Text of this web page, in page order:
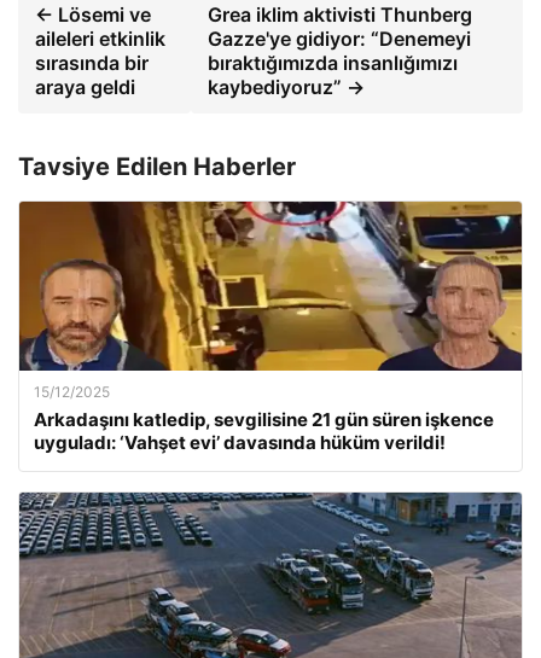
← Lösemi ve
aileleri etkinlik
sırasında bir
araya geldi
Grea iklim aktivisti Thunberg
Gazze'ye gidiyor: “Denemeyi
bıraktığımızda insanlığımızı
kaybediyoruz” →
Tavsiye Edilen Haberler
15/12/2025
Arkadaşını katledip, sevgilisine 21 gün süren işkence
uyguladı: ‘Vahşet evi’ davasında hüküm verildi!